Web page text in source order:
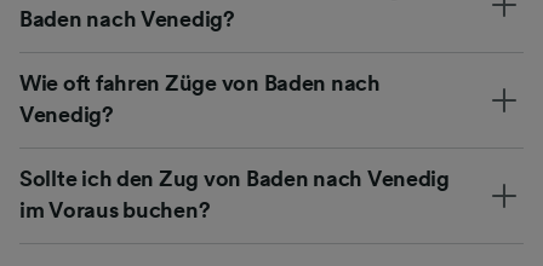
Baden nach Venedig?
Wie oft fahren Züge von Baden nach
Venedig?
Sollte ich den Zug von Baden nach Venedig
im Voraus buchen?